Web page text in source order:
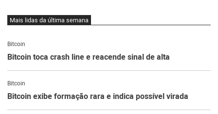
Mais lidas da última semana
Bitcoin
Bitcoin toca crash line e reacende sinal de alta
Bitcoin
Bitcoin exibe formação rara e indica possível virada